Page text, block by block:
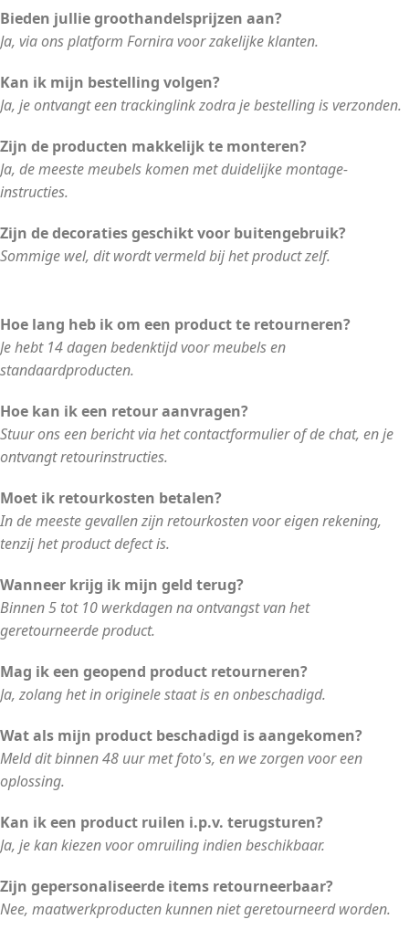
Bieden jullie groothandelsprijzen aan?
Ja, via ons platform Fornira voor zakelijke klanten.
Kan ik mijn bestelling volgen?
Ja, je ontvangt een trackinglink zodra je bestelling is verzonden.
Zijn de producten makkelijk te monteren?
Ja, de meeste meubels komen met duidelijke montage-
instructies.
Zijn de decoraties geschikt voor buitengebruik?
Sommige wel, dit wordt vermeld bij het product zelf.
Hoe lang heb ik om een product te retourneren?
Je hebt 14 dagen bedenktijd voor meubels en
standaardproducten.
Hoe kan ik een retour aanvragen?
Stuur ons een bericht via het contactformulier of de chat, en je
ontvangt retourinstructies.
Moet ik retourkosten betalen?
In de meeste gevallen zijn retourkosten voor eigen rekening,
tenzij het product defect is.
Wanneer krijg ik mijn geld terug?
Binnen 5 tot 10 werkdagen na ontvangst van het
geretourneerde product.
Mag ik een geopend product retourneren?
Ja, zolang het in originele staat is en onbeschadigd.
Wat als mijn product beschadigd is aangekomen?
Meld dit binnen 48 uur met foto's, en we zorgen voor een
oplossing.
Kan ik een product ruilen i.p.v. terugsturen?
Ja, je kan kiezen voor omruiling indien beschikbaar.
Zijn gepersonaliseerde items retourneerbaar?
Nee, maatwerkproducten kunnen niet geretourneerd worden.